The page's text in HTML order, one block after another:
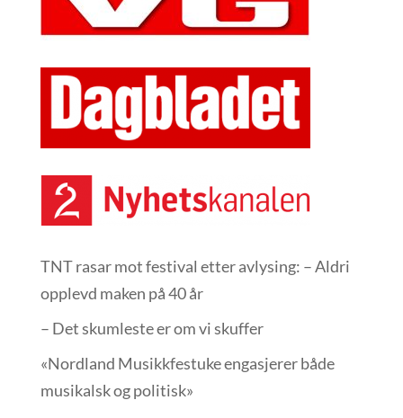
TNT rasar mot festival etter avlysing: – Aldri
opplevd maken på 40 år
– Det skumleste er om vi skuffer
«Nordland Musikkfest­uke engasjerer både
musikalsk og politisk»